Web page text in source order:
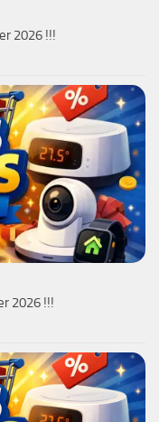
2026 !!!
2026 !!!